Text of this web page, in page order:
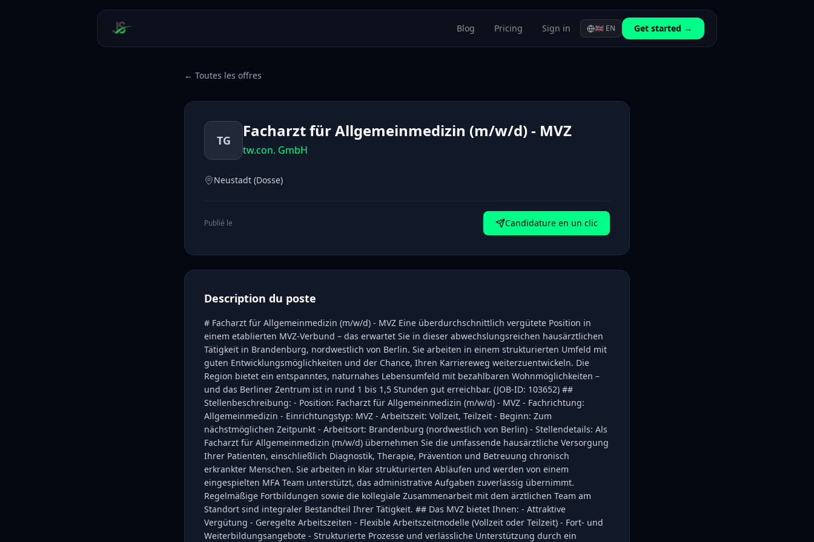
Blog Pricing Sign in 🇬🇧 EN Get started →
← Toutes les offres
TG Facharzt für Allgemeinmedizin (m/w/d) - MVZ
tw.con. GmbH
Neustadt (Dosse)
Publié le Candidature en un clic
Description du poste
# Facharzt für Allgemeinmedizin (m/w/d) - MVZ Eine überdurchschnittlich vergütete Position in
einem etablierten MVZ-Verbund – das erwartet Sie in dieser abwechslungsreichen hausärztlichen
Tätigkeit in Brandenburg, nordwestlich von Berlin. Sie arbeiten in einem strukturierten Umfeld mit
guten Entwicklungsmöglichkeiten und der Chance, Ihren Karriereweg weiterzuentwickeln. Die
Region bietet ein entspanntes, naturnahes Lebensumfeld mit bezahlbaren Wohnmöglichkeiten –
und das Berliner Zentrum ist in rund 1 bis 1,5 Stunden gut erreichbar. (JOB-ID: 103652) ##
Stellenbeschreibung: - Position: Facharzt für Allgemeinmedizin (m/w/d) - MVZ - Fachrichtung:
Allgemeinmedizin - Einrichtungstyp: MVZ - Arbeitszeit: Vollzeit, Teilzeit - Beginn: Zum
nächstmöglichen Zeitpunkt - Arbeitsort: Brandenburg (nordwestlich von Berlin) - Stellendetails: Als
Facharzt für Allgemeinmedizin (m/w/d) übernehmen Sie die umfassende hausärztliche Versorgung
Ihrer Patienten, einschließlich Diagnostik, Therapie, Prävention und Betreuung chronisch
erkrankter Menschen. Sie arbeiten in klar strukturierten Abläufen und werden von einem
eingespielten MFA Team unterstützt, das administrative Aufgaben zuverlässig übernimmt.
Regelmäßige Fortbildungen sowie die kollegiale Zusammenarbeit mit dem ärztlichen Team am
Standort sind integraler Bestandteil Ihrer Tätigkeit. ## Das MVZ bietet Ihnen: - Attraktive
Vergütung - Geregelte Arbeitszeiten - Flexible Arbeitszeitmodelle (Vollzeit oder Teilzeit) - Fort- und
Weiterbildungsangebote - Strukturierte Prozesse und verlässliche Unterstützung durch ein